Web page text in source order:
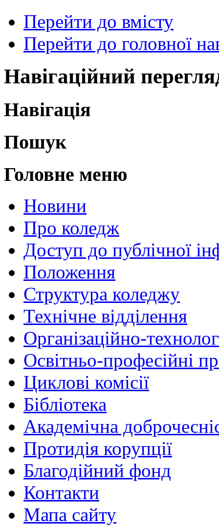
Перейти до вмісту
Перейти до головної
Навігаційний
Навігація
Пошук
Головне меню
Новини
Про коледж
Доступ до публічної
Положення
Структура коледжу
Технічне відділення
Організаційно-
Освітньо-професійні
Циклові комісії
Бібліотека
Академічна
Протидія корупції
Благодійний фонд
Контакти
Мапа сайту